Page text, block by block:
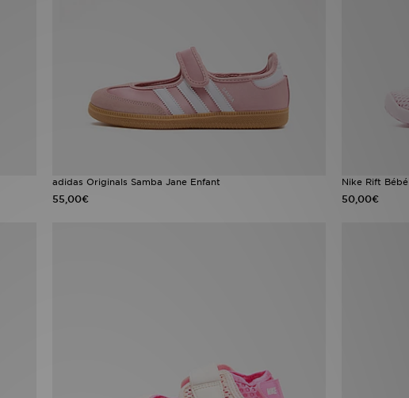
adidas Originals Samba Jane Enfant
55,00€
Nike Rift Bébé
50,00€